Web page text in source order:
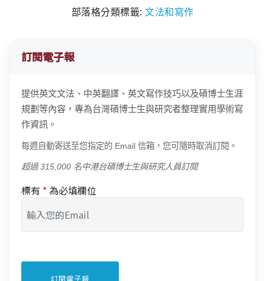
部落格分類標籤: 文法和寫作
訂閱電子報
提供英文文法、中英翻譯、英文寫作技巧以及碩博士生涯
規劃等內容，專為台灣碩博士生與研究者整理實用學術寫
作資訊。
每週自動寄送至您指定的 Email 信箱，您可隨時取消訂閱。
超過 315,000 名中港台碩博士生與研究人員訂閱
標有 * 為必填欄位